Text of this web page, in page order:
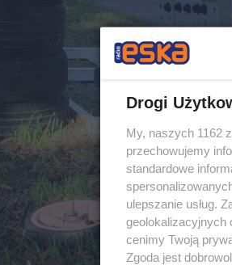
Drogi
My, naszych 1162
przechowujemy
standardowe
ulepszanie usług.
geolokalizacyjnych
cenimy Twoją
Zgoda jest